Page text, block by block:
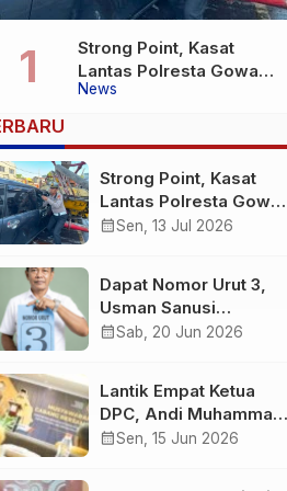
News
Strong Point, Kasat
Lantas Polresta Gowa
Sigap Bantu Korban
Strong Point, Kasat
Lantas Polresta Gowa
Sigap Bantu Korban
calendar_monthSen, 13 Jul 2026
Dapat Nomor Urut 3,
Usman Sanusi
Komitmen Jadikan
calendar_monthSab, 20 Jun 2026
Lantik Empat Ketua
DPC, Andi Muhammad
: Harus Bermental
calendar_monthSen, 15 Jun 2026